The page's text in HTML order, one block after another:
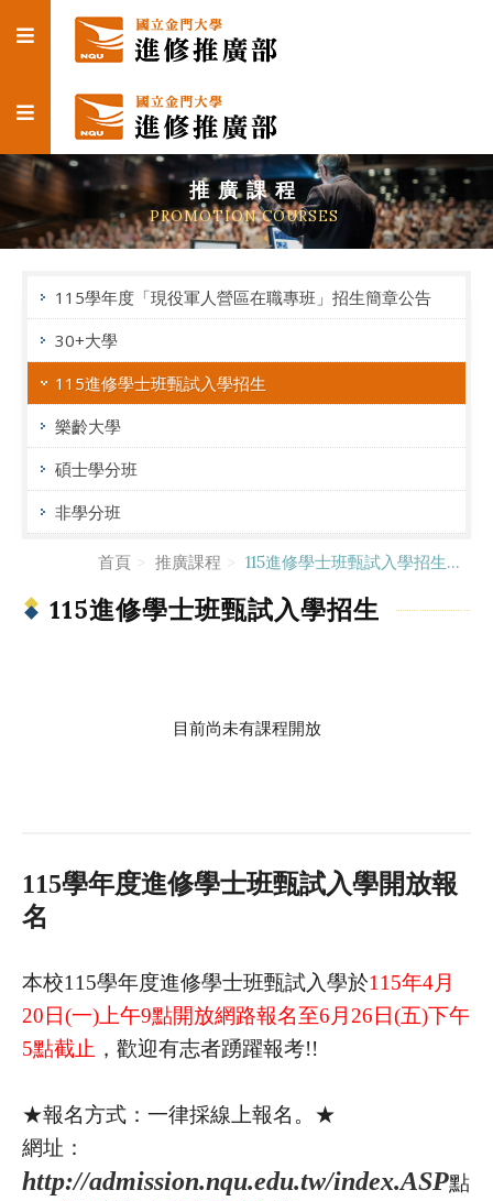
推廣課程
PROMOTION COURSES
115學年度「現役軍人營區在職專班」招生簡章公告
30+大學
115進修學士班甄試入學招生
樂齡大學
碩士學分班
非學分班
首頁 推廣課程 115進修學士班甄試入學招生...
115進修學士班甄試入學招生
目前尚未有課程開放
115學年度進修學士班甄試入學開放報
名
本校115學年度進修學士班甄試入學於115年4月
20日(一)上午9點開放網路報名至6月26日(五)下午
5點截止 ，歡迎有志者踴躍報考!!
★報名方式：一律採線上報名。★
網址：
http://admission.nqu.edu.tw/index.ASP點